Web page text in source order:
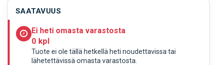
SAATAVUUS
Ei heti omasta varastosta
0 kpl
Tuote ei ole tällä hetkellä heti noudettavissa tai
lähetettävissä omasta varastosta.